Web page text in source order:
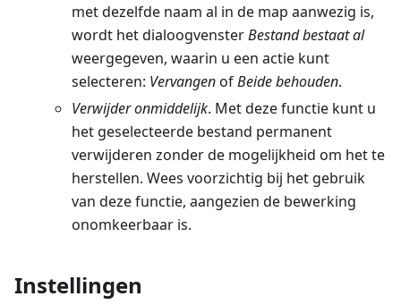
met dezelfde naam al in de map aanwezig is,
wordt het dialoogvensterBestand bestaat al
weergegeven, waarin u een actie kunt
selecteren: VervangenofBeide behouden.
Verwijder onmiddelijk. Met deze functie kunt u
het geselecteerde bestand permanent
verwijderen zonder de mogelijkheid om het te
herstellen. Wees voorzichtig bij het gebruik
van deze functie, aangezien de bewerking
onomkeerbaar is.
Instellingen